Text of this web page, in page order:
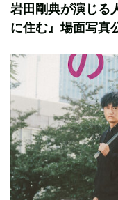
岩田剛典が演じる
に住む』場面写真